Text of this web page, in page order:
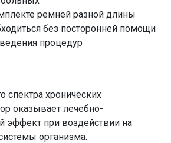
ремней разной длины
без посторонней помощи
процедур
спектра хронических
оказывает лечебно-
эффект при воздействии на
организма.